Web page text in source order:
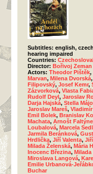
Subtitles: english,
hearing impaired
Countries:
Director: Bořivoj Zeman
Actors: Theodor Pištěk,
Marvan, Milena Dvorská,
Filipovský, Josef Kemr,
Zázvorková, Vlasta
Rudolf Deyl, Jaroslav
Darja Hajská, Stella
Jaroslav Mareš,
Emil Bolek, Branislav
Machata, Arnošt
Loubalová, Marcela
Jarmila Beránková,
Hrdlička, Jiří Valenta,
Milada Želenská, Mária
Inocenc Březina,
Miroslava Langová,
Emilie Urbanová-
Buchar